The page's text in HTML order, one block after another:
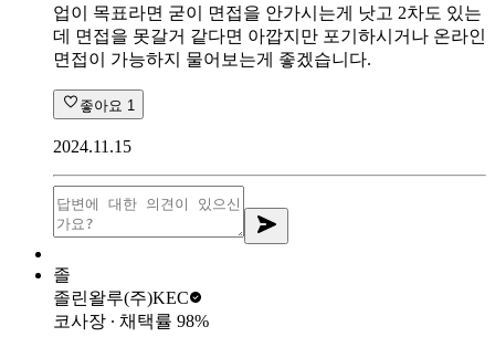
업이 목표라면 굳이 면접을 안가시는게 낫고 2차도 있는
데 면접을 못갈거 같다면 아깝지만 포기하시거나 온라인
면접이 가능하지 물어보는게 좋겠습니다.
좋아요 1
2024.11.15
졸
졸린왈루(주)KEC
코사장 ∙ 채택률 98%